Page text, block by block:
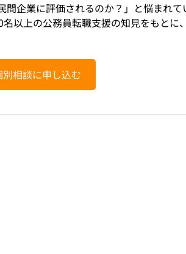
間企業に評価されるのか？」と悩まれ
以上の公務員転職支援の知見をもとに
別相談に申し込む